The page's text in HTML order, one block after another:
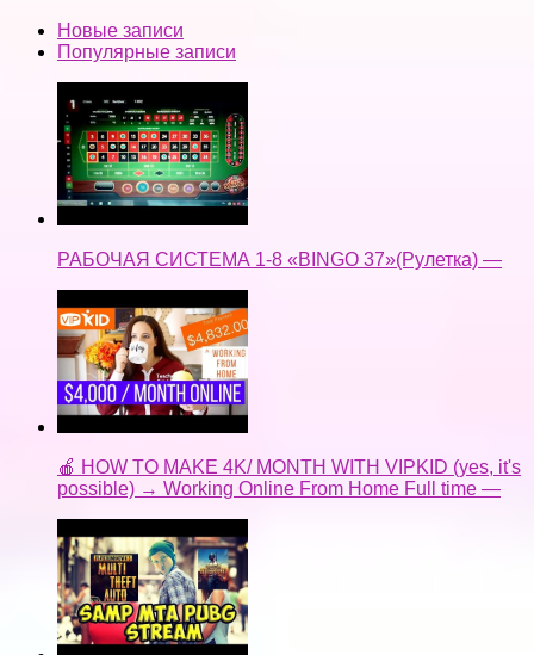
Новые записи
Популярные записи
РАБОЧАЯ СИСТЕМА 1-8 «BINGO 37»(Рулетка) —
🍎 HOW TO MAKE 4K/ MONTH WITH VIPKID (yes, it's
possible) → Working Online From Home Full time —